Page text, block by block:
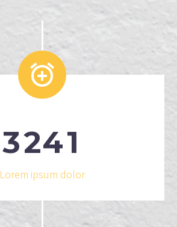


3241
Lorem ipsum dolor